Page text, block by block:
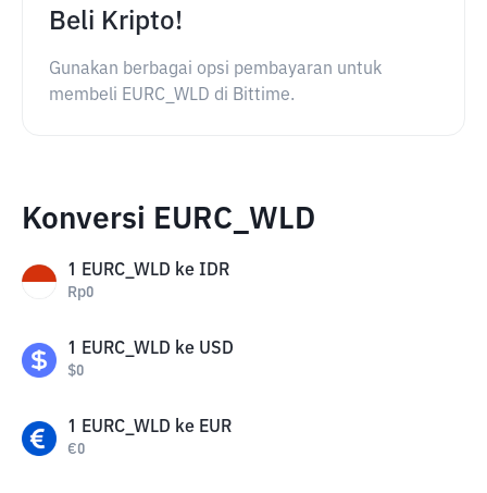
Beli Kripto!
Gunakan berbagai opsi pembayaran untuk
membeli EURC_WLD di Bittime.
Konversi EURC_WLD
1 EURC_WLD ke IDR
Rp0
1 EURC_WLD ke USD
$0
1 EURC_WLD ke EUR
€0